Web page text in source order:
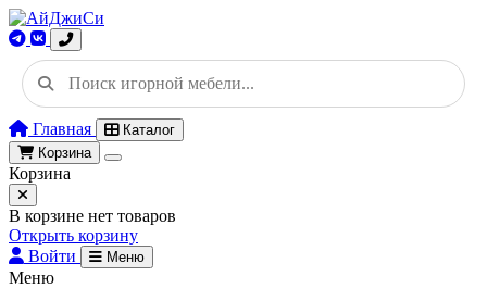
Главная
Каталог
Корзина
Корзина
В корзине нет товаров
Открыть корзину
Войти
Меню
Меню